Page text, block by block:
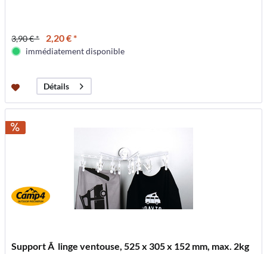
3,90 € * 2,20 € *
immédiatement disponible
Détails
Support Ã linge ventouse, 525 x 305 x 152 mm, max. 2kg